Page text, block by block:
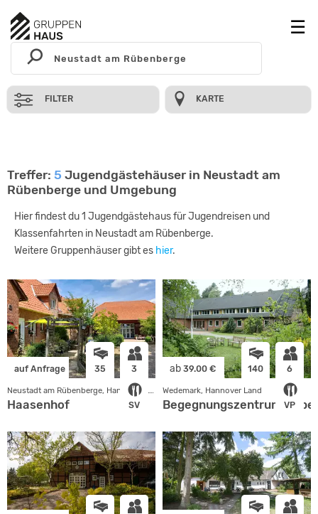
FILTER KARTE
Treffer: 5 Jugendgästehäuser in Neustadt am
Rübenberge und Umgebung
Hier findest du 1 Jugendgästehaus für Jugendreisen und
Klassenfahrten in Neustadt am Rübenberge.
Weitere Gruppenhäuser gibt es hier.
auf Anfrage 35 3
SV
Neustadt am Rübenberge, Hannover Land
Haasenhof
ab 39.00 € 140 6
VP
Wedemark, Hannover Land
Begegnungszentrum